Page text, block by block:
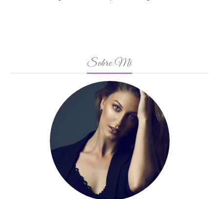
Sobre Mi